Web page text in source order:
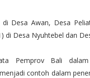
Desa Awan, Desa
di Desa Nyuhtebel dan
Pemprov Bali
contoh dalam